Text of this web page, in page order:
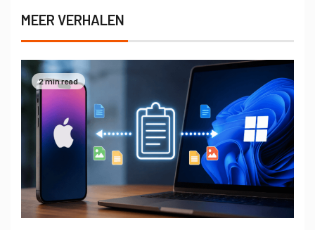
MEER VERHALEN
2 min read